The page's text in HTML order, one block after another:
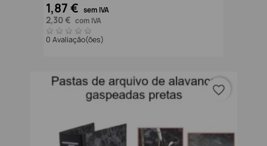
1,87 € sem IVA
2,30 € com IVA
0 Avaliação(ões)
favorite_border